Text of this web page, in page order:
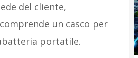
del cliente,
un casco per
portatile.